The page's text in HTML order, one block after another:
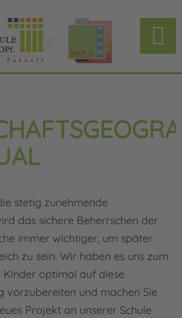
stetig zunehmende
das sichere Beherrschen der
immer wichtiger, um später
zu sein. Wir haben es uns zum
Kinder optimal auf diese
vorzubereiten und machen Sie
Projekt an unserer Schule